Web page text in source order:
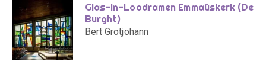
Glas-In-Loodramen Emmaüskerk (De
Burght)
Bert Grotjohann